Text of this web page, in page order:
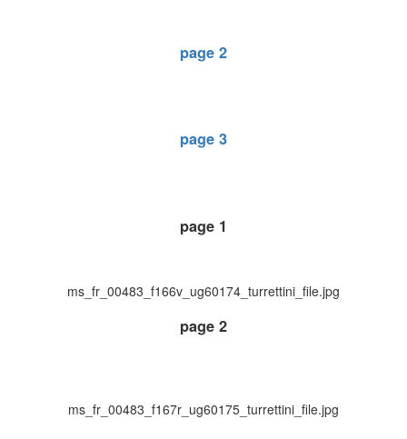
page 2
page 3
page 1
ms_fr_00483_f166v_ug60174_turrettini_file.jpg
page 2
ms_fr_00483_f167r_ug60175_turrettini_file.jpg